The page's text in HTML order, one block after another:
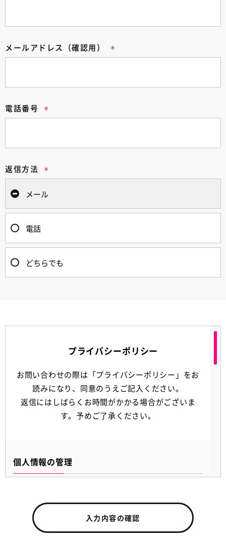
メールアドレス（確認用）
電話番号
返信方法
メール
電話
どちらでも
プライバシーポリシー
お問い合わせの際は「プライバシーポリシー」をお
読みになり、同意のうえご記入ください。
返信にはしばらくお時間がかかる場合がございま
す。予めご了承ください。
個人情報の管理
ん・漏洩などを防止するため、セキュリティシステムの
維持・管理体制の整備・社員教育の徹底等の必要な措置
を講じ、安全対策を実施し個人情報の厳重な管理を行い
入力内容の確認